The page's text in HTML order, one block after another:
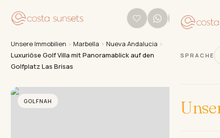
SPRACHE
Unsere Immobilien › Marbella › Nueva Andalucia ›
Luxuriöse Golf Villa mit Panoramablick auf den
Golfplatz Las Brisas
GOLFNAH